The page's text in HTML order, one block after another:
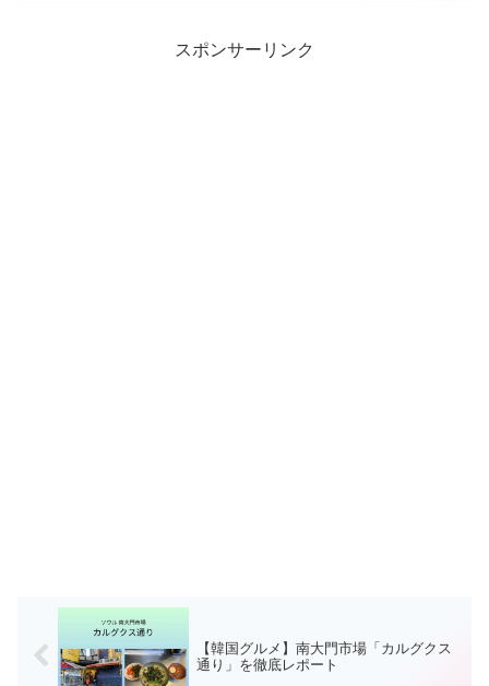
に費用・サービスともに素晴らしい宿で
した。
スポンサーリンク
【韓国グルメ】南大門市場「カルグクス
通り」を徹底レポート